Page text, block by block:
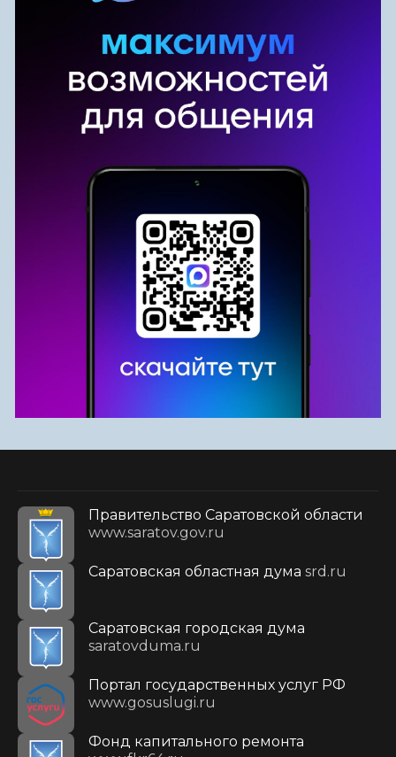
Правительство Саратовской области
www.saratov.gov.ru
Саратовская областная дума srd.ru
Саратовская городская дума
saratovduma.ru
Портал государственных услуг РФ
www.gosuslugi.ru
Фонд капитального ремонта